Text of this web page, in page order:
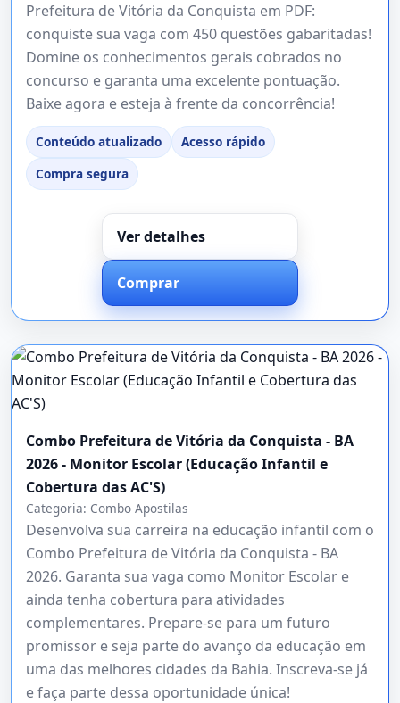
Prefeitura de Vitória da Conquista em PDF:
conquiste sua vaga com 450 questões gabaritadas!
Domine os conhecimentos gerais cobrados no
concurso e garanta uma excelente pontuação.
Baixe agora e esteja à frente da concorrência!
Conteúdo atualizado
Acesso rápido
Compra segura
Ver detalhes
Comprar
Combo Prefeitura de Vitória da Conquista - BA
2026 - Monitor Escolar (Educação Infantil e
Cobertura das AC'S)
Categoria: Combo Apostilas
Desenvolva sua carreira na educação infantil com o
Combo Prefeitura de Vitória da Conquista - BA
2026. Garanta sua vaga como Monitor Escolar e
ainda tenha cobertura para atividades
complementares. Prepare-se para um futuro
promissor e seja parte do avanço da educação em
uma das melhores cidades da Bahia. Inscreva-se já
e faça parte dessa oportunidade única!